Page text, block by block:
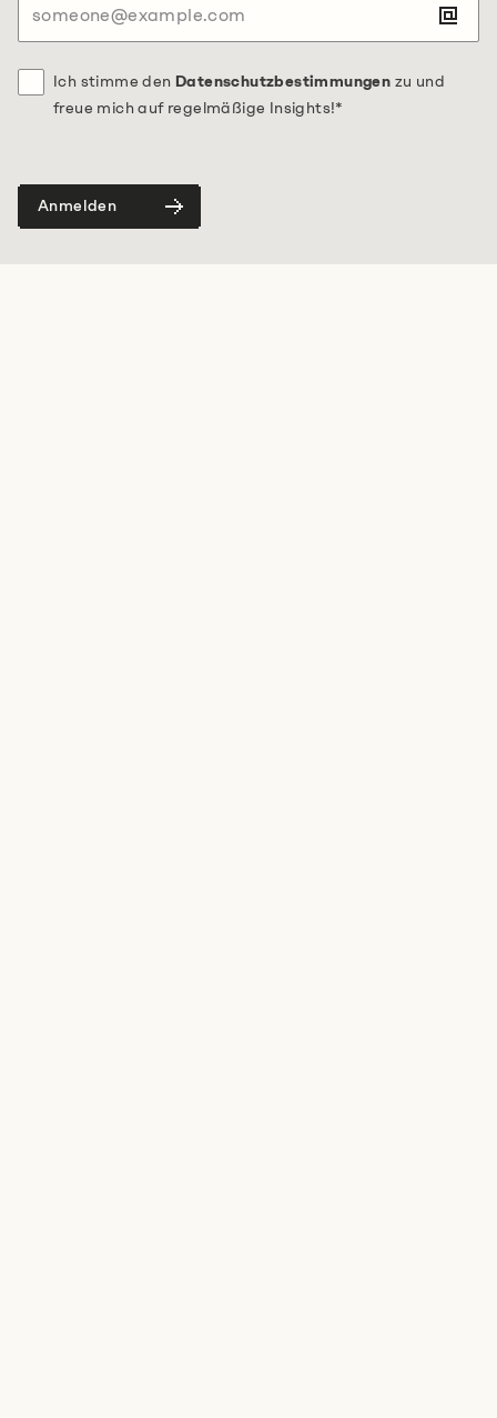
Ich stimme den Datenschutzbestimmungen zu und
freue mich auf regelmäßige Insights!*
Anmelden